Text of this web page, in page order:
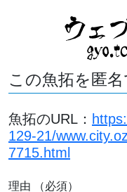
この魚拓を匿
魚拓のURL：
129-21/
7715.html
理由 （必須）